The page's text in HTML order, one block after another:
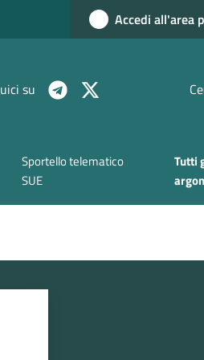
Accedi all'area
su
Sportello telematico
SUE
Tutti